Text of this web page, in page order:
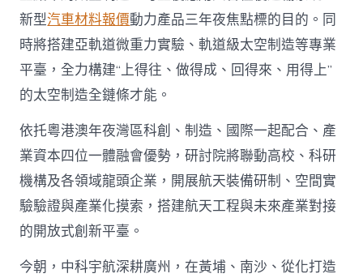
新型汽車材料報價動力產品三年夜焦點標的目的。同
時將搭建亞軌道微重力實驗、軌道級太空制造等專業
平臺，全力構建“上得往、做得成、回得來、用得上”
的太空制造全鏈條才能。
依托粵港澳年夜灣區科創、制造、國際一起配合、產
業資本四位一體融會優勢，研討院將聯動高校、科研
機構及各領域龍頭企業，開展航天裝備研制、空間實
驗驗證與產業化摸索，搭建航天工程與未來產業對接
的開放式創新平臺。
今朝，中科宇航深耕廣州，在黃埔、南沙、從化打造